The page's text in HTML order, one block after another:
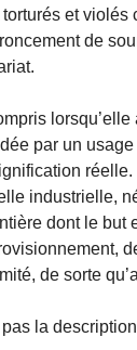
et
de
par un
industrielle,
dont le
de sorte
la